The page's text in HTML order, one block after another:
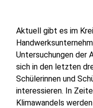
Aktuell gibt es im
Untersuchungen der
sich in den letzten
Schülerinnen und
interessieren. In
Klimawandels